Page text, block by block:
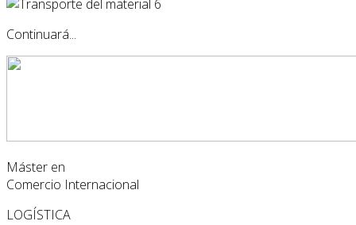
Continuará...
Máster en
Comercio Internacional
LOGÍSTICA